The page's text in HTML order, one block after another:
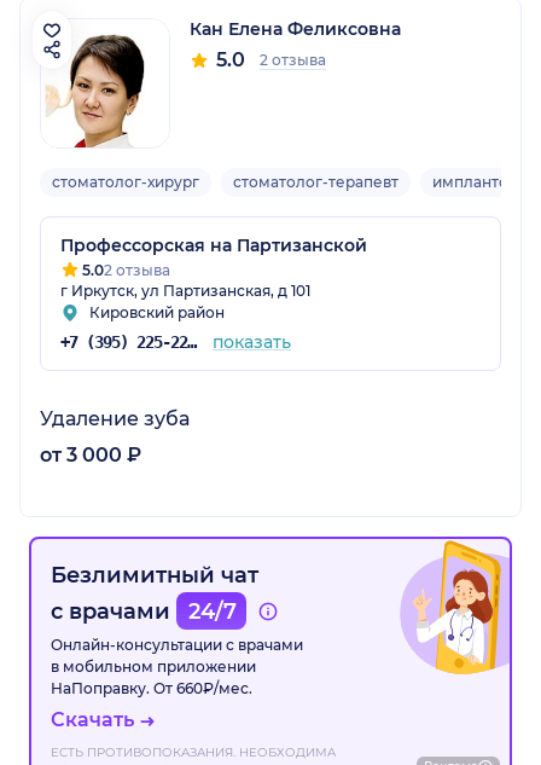
Кан Елена Феликсовна
5.0 2 отзыва
стоматолог-хирург стоматолог-терапевт имплантолог
Профессорская на Партизанской
5.02 отзыва
г Иркутск, ул Партизанская, д 101
Кировский район
+7 (395) 225-22-62 показать
Удаление зуба
от 3 000 ₽
Безлимитный чат
с врачами
24/7
Онлайн-консультации с врачами
в мобильном приложении
НаПоправку. От 660₽/мес.
Скачать
ЕСТЬ ПРОТИВОПОКАЗАНИЯ. НЕОБХОДИМА